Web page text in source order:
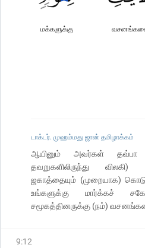
மக்களுக்கு
டாக்டர். முஹம்மது ஜான் தமிழாக்கம்
ஆயினும் அவர்கள் தவ்பா
தவறுகளிலிருந்து
ஜகாத்தையும் (முறையாக)
உங்களுக்கு மார்க்கச்
சமூகத்தினருக்கு (நம்)
9:12